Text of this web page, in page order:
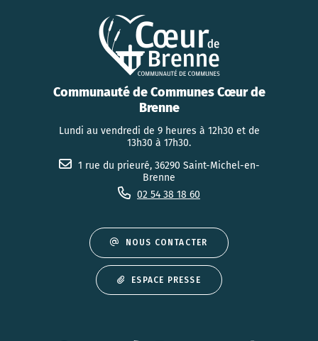
Communauté de Communes Cœur de
Brenne
Lundi au vendredi de 9 heures à 12h30 et de
13h30 à 17h30.
1 rue du prieuré, 36290 Saint-Michel-en-
Brenne
02 54 38 18 60
NOUS CONTACTER
ESPACE PRESSE